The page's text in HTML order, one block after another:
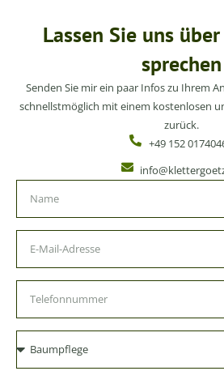
Lassen Sie uns
sprechen
Senden Sie mir ein paar Infos zu Ihrem
schnellstmöglich mit einem kostenlosen
zurück.
+49 152